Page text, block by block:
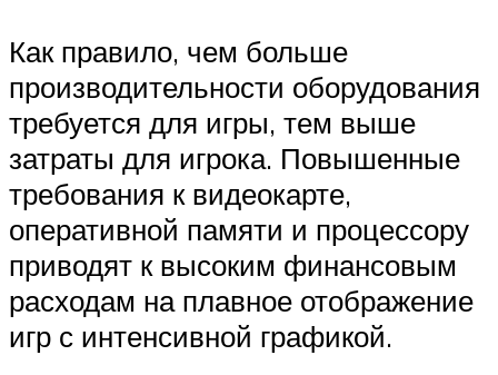
Как правило, чем больше
производительности оборудования
требуется для игры, тем выше
затраты для игрока. Повышенные
требования к видеокарте,
оперативной памяти и процессору
приводят к высоким финансовым
расходам на плавное отображение
игр с интенсивной графикой.